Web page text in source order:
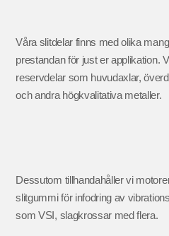
Våra slitdelar finns med olika
prestandan för just er applikation.
reservdelar som huvudaxlar,
och andra högkvalitativa metaller.
Dessutom tillhandahåller vi
slitgummi för infodring av
som VSI, slagkrossar med flera.